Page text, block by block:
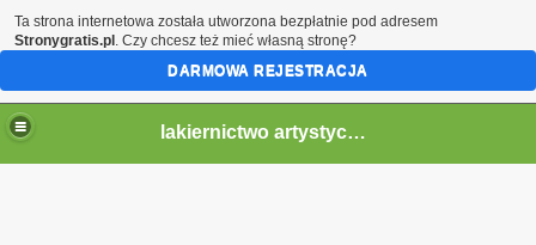
lakiernictwo artystyczne
Ta strona internetowa została utworzona bezpłatnie pod adresem
Stronygratis.pl . Czy chcesz też mieć własną stronę?
DARMOWA REJESTRACJA